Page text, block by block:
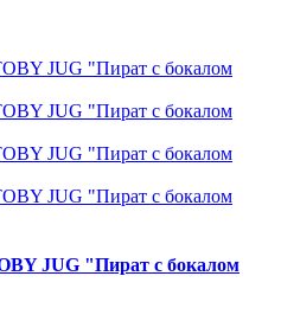
JUG "Пират с бокалом